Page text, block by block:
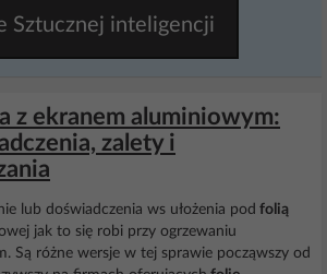
Sztucznej inteligencji
z ekranem aluminiowym:
zalety i
lub doświadczenia ws ułożenia pod folią
jak to się robi przy ogrzewaniu
Są różne wersje w tej sprawie począwszy od